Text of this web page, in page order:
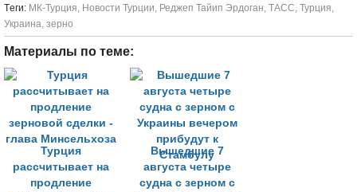
Tеги: МК-Турция, Новости Турции, Реджеп Тайип Эрдоган, ТАСС, Турция,
Украина, зерно
Материалы по теме:
Турция
рассчитывает на
продление
Вышедшие 7
августа четыре
судна с зерном с